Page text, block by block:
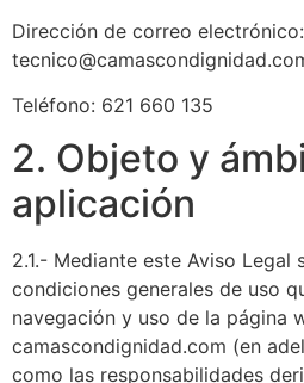
Dirección de correo electrónico:
Teléfono: 621 660 135
2. Objeto y
aplicación
2.1.- Mediante este Aviso Legal
condiciones generales de uso
navegación y uso de la página
camascondignidad.com (en
como las responsabilidades